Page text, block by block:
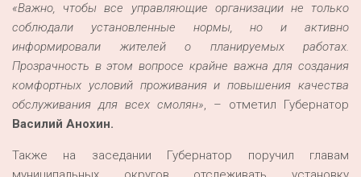
«Важно, чтобы все управляющие организации не только
соблюдали установленные нормы, но и активно
информировали жителей о планируемых работах.
Прозрачность в этом вопросе крайне важна для создания
комфортных условий проживания и повышения качества
обслуживания для всех смолян», – отметил Губернатор
Василий Анохин.
Также на заседании Губернатор поручил главам